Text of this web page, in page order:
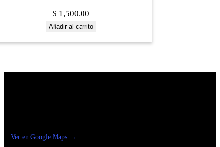
$ 1,500.00
Añadir al carrito
Ver en Google Maps →